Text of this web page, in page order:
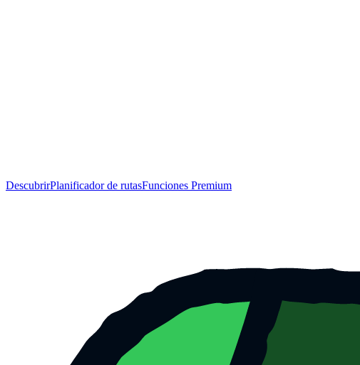
DescubrirPlanificador de rutasFunciones Premium